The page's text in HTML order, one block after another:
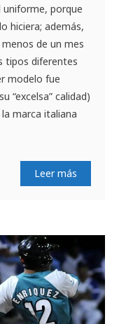
uniforme, porque
hiciera; además,
de un mes
tipos diferentes
modelo fue
“excelsa” calidad)
marca italiana
Leer más